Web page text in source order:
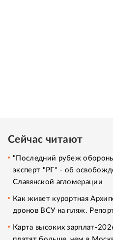
Сейчас читают
"Последний рубеж
эксперт "РГ" - об
Славянской агломерации
Как живет курортная
дронов ВСУ на пляж.
Карта высоких зарплат-